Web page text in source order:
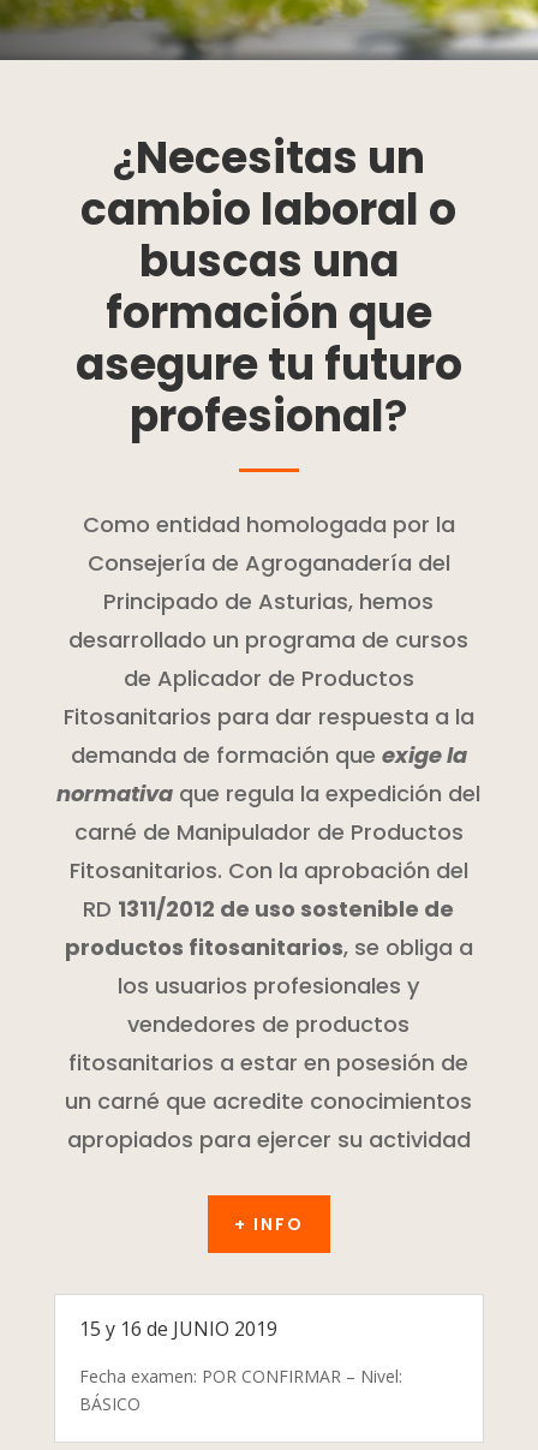
¿Necesitas un
cambio laboral o
buscas una
formación que
asegure tu futuro
profesional?
Como entidad homologada por la
Consejería de Agroganadería del
Principado de Asturias, hemos
desarrollado un programa de cursos
de Aplicador de Productos
Fitosanitarios para dar respuesta a la
demanda de formación que exige la
normativa que regula la expedición del
carné de Manipulador de Productos
Fitosanitarios. Con la aprobación del
RD 1311/2012 de uso sostenible de
productos fitosanitarios, se obliga a
los usuarios profesionales y
vendedores de productos
fitosanitarios a estar en posesión de
un carné que acredite conocimientos
apropiados para ejercer su actividad
+ INFO
15 y 16 de JUNIO 2019
Fecha examen: POR CONFIRMAR – Nivel:
BÁSICO